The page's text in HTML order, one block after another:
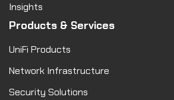
Insights
Products & Services
UniFi Products
Network Infrastructure
Security Solutions